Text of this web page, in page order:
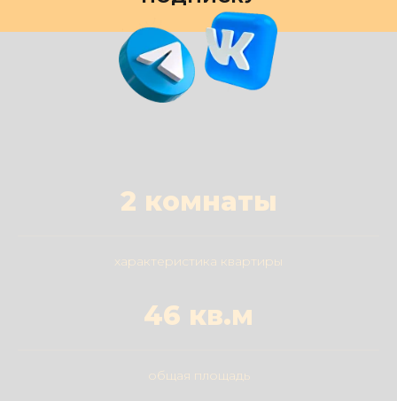
2 комнаты
характеристика квартиры
46 кв.м
общая площадь